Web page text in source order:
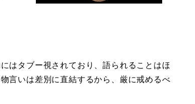
はタブー視されており、語られることはほ
言いは差別に直結するから、厳に戒めるべ